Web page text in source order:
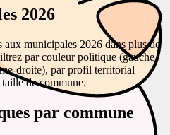
2026
aux municipales 2026 dans plus de
par couleur politique (gauche,
droite), par profil territorial
de commune.
par commune